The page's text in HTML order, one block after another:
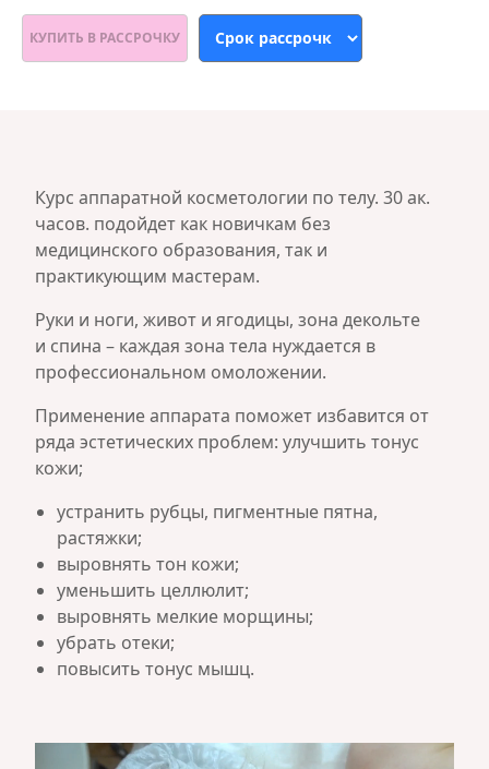
КУПИТЬ В РАССРОЧКУ
Курс аппаратной косметологии по телу. 30 ак.
часов. подойдет как новичкам без
медицинского образования, так и
практикующим мастерам.
Руки и ноги, живот и ягодицы, зона декольте
и спина – каждая зона тела нуждается в
профессиональном омоложении.
Применение аппарата поможет избавится от
ряда эстетических проблем: улучшить тонус
кожи;
устранить рубцы, пигментные пятна,
растяжки;
выровнять тон кожи;
уменьшить целлюлит;
выровнять мелкие морщины;
убрать отеки;
повысить тонус мышц.